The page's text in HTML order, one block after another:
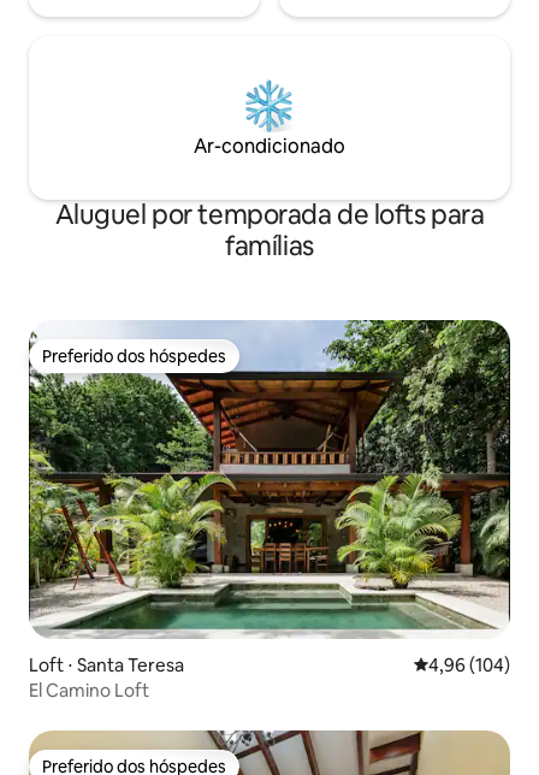
Ar-condicionado
Aluguel por temporada de lofts para
famílias
Preferido dos hóspedes
Preferido dos hóspedes
Loft ⋅ Santa Teresa 4,96 de uma
4,96 (104)
El Camino Loft
Preferido dos hóspedes